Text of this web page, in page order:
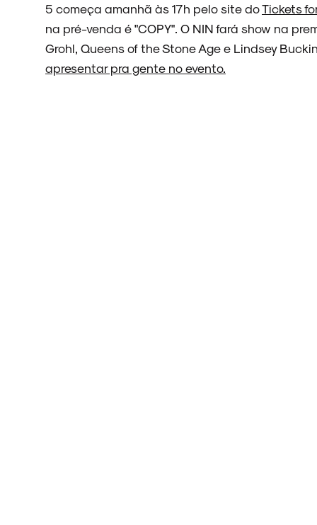
5 começa amanhã às 17h pelo site doTickets
na pré-venda é "COPY". O NIN fará show na
Grohl, Queens of the Stone Age e Lindsey
apresentar pra gente no evento.